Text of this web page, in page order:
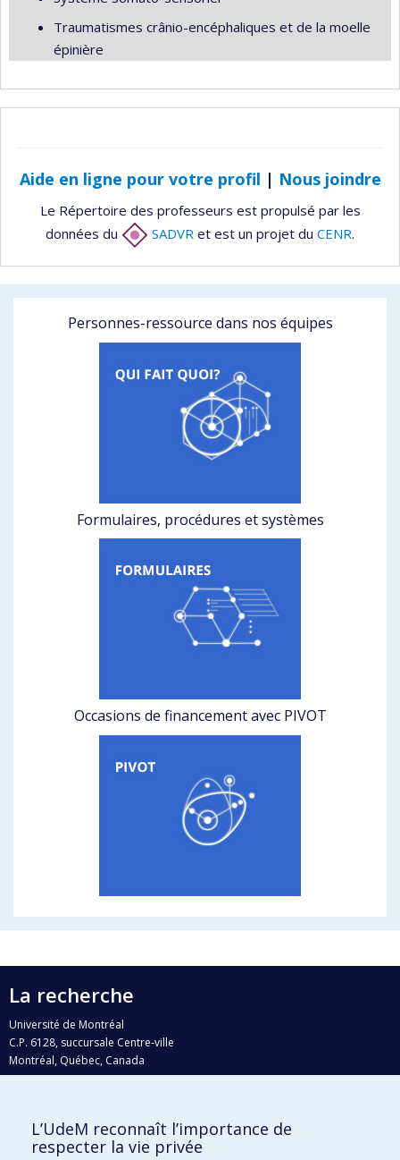
Traumatismes crânio-encéphaliques et de la moelle
épinière
Aide en ligne pour votre profil | Nous joindre
Le Répertoire des professeurs est propulsé par les
données du
SADVR et est un projet du CENR.
Personnes-ressource dans nos équipes
Formulaires, procédures et systèmes
Occasions de financement avec PIVOT
La recherche
Université de Montréal
C.P. 6128, succursale Centre-ville
Montréal, Québec, Canada
H3C 3J7
Qui fait quoi?
L’UdeM reconnaît l’importance de
respecter la vie privée